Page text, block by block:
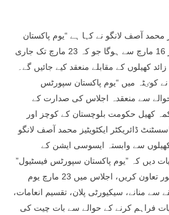
محمد آصف لانگو نے کہا ہے “یوم پاکستان
سپورٹس فیسٹیول” کا آغاز 16 مارچ سے ہوگا جو کہ 23 مارچ تک جاری
کوئٹہ میں 30 سے زائد کھیلوں کے مقابلے منعقد کیے جائیں گے۔
نے کوٸٹہ میں “یوم پاکستان سپورٹس
حوالے سے منعقدہ اجلاس کی صدارت کے
کھیل حکومت بلوچستان کے کوچز اور
ڈائریکٹر ایکٹویٹیز محمد آصف لانگو
سے وابستہ ایسوسی ایشن کے
دیں کہ ”یوم پاکستان سپورٹس فیسٹیول”
کو کامیاب بنانے کیلٸے بھرپور تعاون کریں، اجلاس میں 23 مارچ یوم
سے منانے، سیکیورٹی پلان، تقسیم انعامات،
فراہم کرنے کے حوالے سے بات چیت کی